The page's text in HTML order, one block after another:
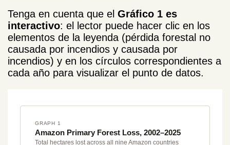
Tenga en cuenta que el Gráfico 1 es
interactivo: el lector puede hacer clic en los
elementos de la leyenda (pérdida forestal no
causada por incendios y causada por
incendios) y en los círculos correspondientes a
cada año para visualizar el punto de datos.